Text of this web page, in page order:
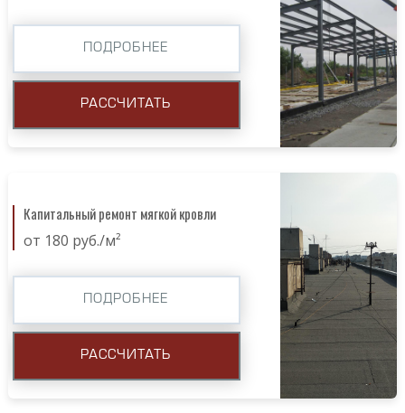
ПОДРОБНЕЕ
РАССЧИТАТЬ
Капитальный ремонт мягкой кровли
от 180 руб./м²
ПОДРОБНЕЕ
РАССЧИТАТЬ